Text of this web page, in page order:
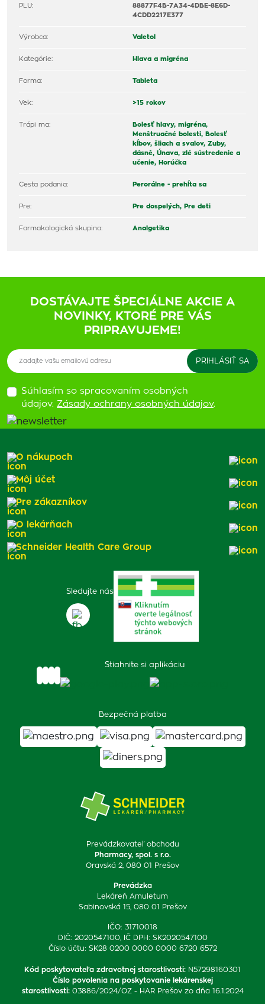
PLU:
88877F4B-7A34-4DBE-8E6D-
4CDD2217E377
Výrobca: Valetol
Kategórie: Hlava a migréna
Forma: Tableta
Vek: >15 rokov
Trápi ma:
Bolesť hlavy, migréna,
Menštruačné bolesti, Bolesť
kĺbov, šliach a svalov, Zuby,
dásně, Únava, zlé sústredenie a
učenie, Horúčka
Cesta podania: Perorálne - prehĺta sa
Pre: Pre dospelých, Pre deti
Farmakologická skupina: Analgetika
DOSTÁVAJTE ŠPECIÁLNE AKCIE A
NOVINKY, KTORÉ PRE VÁS
PRIPRAVUJEME!
Súhlasím so spracovaním osobných
údajov. Zásady ochrany osobných údajov.
Prevádzkovateľ obchodu
Pharmacy, spol. s r.o.
Oravská 2, 080 01 Prešov
Prevádzka
Lekáreň Amuletum
Sabinovská 15, 080 01 Prešov
IČO: 31710018
DIČ: 2020547100, IČ DPH: SK2020547100
Číslo účtu: SK28 0200 0000 0000 6720 6572
Kód poskytovateľa zdravotnej starostlivosti: N57298160301
Číslo povolenia na poskytovanie lekárenskej
starostlivosti: 03886/2024/OZ - HAR Prešov zo dňa 16.1.2024
Sledujte nás
Stiahnite si aplikáciu
Bezpečná platba
O nákupoch
Môj účet
Pre zákazníkov
O lekárňach
Schneider Health Care Group